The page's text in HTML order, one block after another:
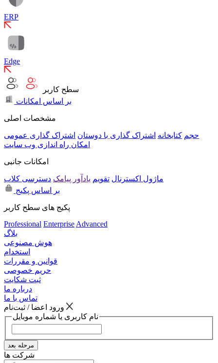
ERP
Edge
سطح کاربر
بر اساس امکانات
مشخصات اصلی
حجم کتابخانه اشتراک گذاری با دوستان اشتراک گذاری عمومی
امکان راه اندازی وب سایت
امکانات جانبی
ماژول اکسترنال تقویم یادآور پیامک دسترسی کلاب
بر اساس پکیج
پکیج های سطح کاربر
Professional EnterpriseAdvanced
بلاگ
هوش مصنوعی
استخدام
قوانین و مقررات
حریم خصوصی
ثبت شکایت
درباره ما
تماس با ما
نام کاربری یا شماره موبایل
مرحله بعد
شرکت ها